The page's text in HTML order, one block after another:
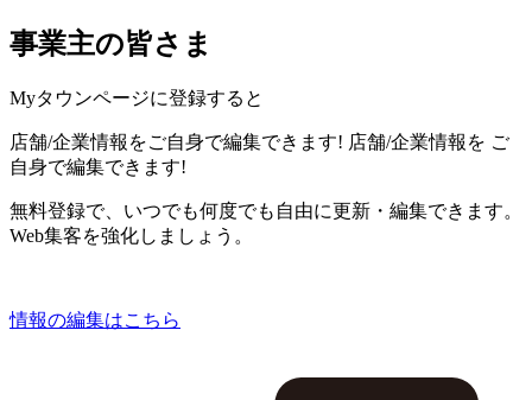
事業主の皆さま
Myタウンページに登録すると
店舗/企業情報をご自身で編集できます! 店舗/企業情報を ご
自身で編集できます!
無料登録で、いつでも何度でも自由に更新・編集できます。
Web集客を強化しましょう。
情報の編集はこちら